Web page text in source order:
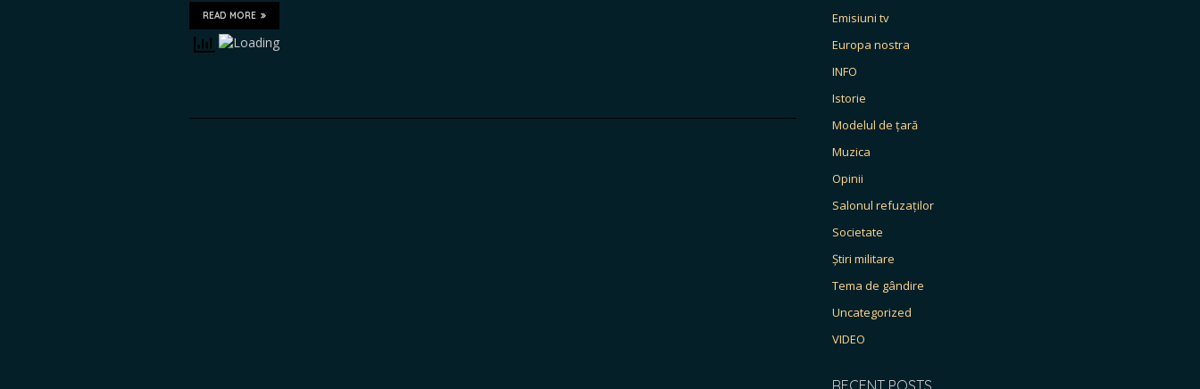
READ MORE
Emisiuni tv
Europa nostra
INFO
Istorie
Modelul de țară
Muzica
Opinii
Salonul refuzaților
Societate
Știri militare
Tema de gândire
Uncategorized
VIDEO
RECENT POSTS